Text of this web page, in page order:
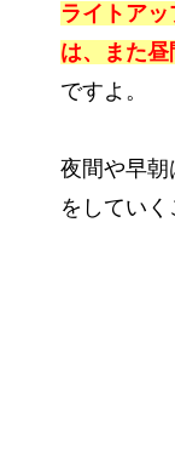
ライトア
は、また
ですよ。
夜間や早
をしていく